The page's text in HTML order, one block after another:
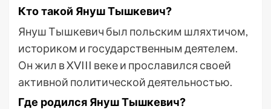
Кто такой Януш Тышкевич?
Януш Тышкевич был польским шляхтичом,
историком и государственным деятелем.
Он жил в XVIII веке и прославился своей
активной политической деятельностью.
Где родился Януш Тышкевич?